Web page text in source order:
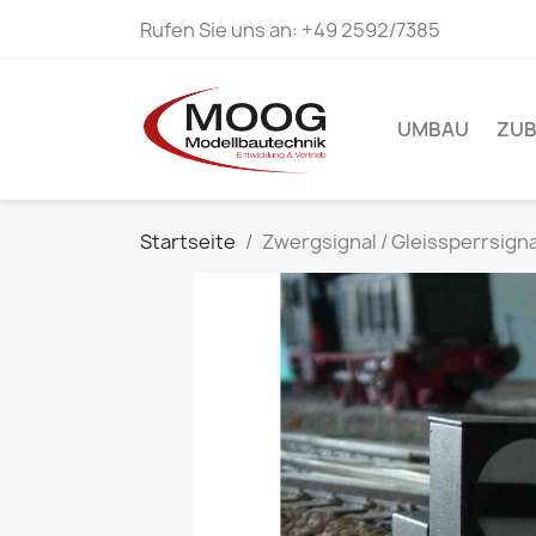
Rufen Sie uns an: +49 2592/7385
UMBAU
Startseite Zwergsignal /